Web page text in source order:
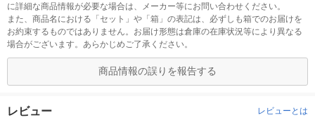
に詳細な商品情報が必要な場合は、メーカー等にお問い合わせください。
また、商品名における「セット」や「箱」の表記は、必ずしも箱でのお届けを
お約束するものではありません。お届け形態は倉庫の在庫状況等により異なる
場合がございます。あらかじめご了承ください。
商品情報の誤りを報告する
レビュー レビューとは